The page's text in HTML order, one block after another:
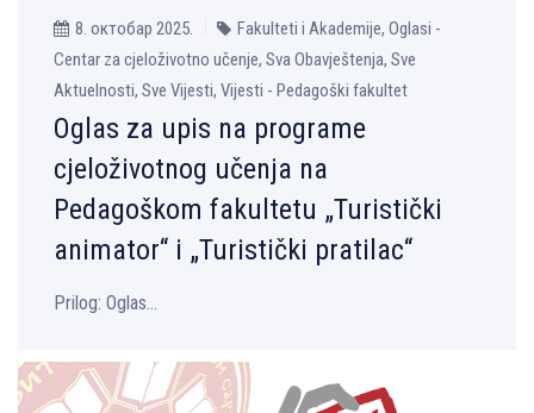
8. октобар 2025.
Fakulteti i Akademije, Oglasi -
Centar za cjeloživotno učenje, Sva Obavještenja, Sve
Aktuelnosti, Sve Vijesti, Vijesti - Pedagoški fakultet
Oglas za upis na programe
cjeloživotnog učenja na
Pedagoškom fakultetu „Turistički
animator“ i „Turistički pratilac“
Prilog: Oglas...